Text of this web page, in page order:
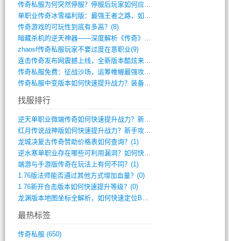
传奇私服为何突然停服？停服后玩家如何应对(744)
单职业传奇冰雪福利版：最强王者之路，如何(659)
传奇游戏的可玩性到底有多高？(8)
暗藏杀机的逆天神器——深度解析《传奇》祈(374)
zhaosf传奇私服玩家不要过度在意职业(9)
连击传奇发布网震撼上线，全新版本酷炫来袭(12)
传奇私服免费：征战沙场，运筹帷幄最强攻城(516)
传奇私服中变版本如何快速提升战力？装备强(1012)
找服排行
逆天单职业微端传奇如何快速提升战力？新手(2)
红月传说战神版如何快速提升战力？新手攻略(2)
龙城决复古传奇赞助价格表如何查询？(1)
逆水寒单职业存在哪些可利用漏洞？如何快速(1)
端游与手游版传奇在玩法上有何不同？(1)
1.76版法师能否通过其他方式增加血量？(0)
1.76新开合击版本如何快速提升等级？(0)
龙渊版本地图坐标全解析，如何快速定位BO(0)
最热标签
传奇私服 (650)